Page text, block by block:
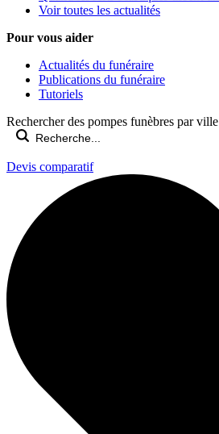
Voir toutes les actualités
Pour vous aider
Actualités du funéraire
Publications du funéraire
Tutoriels
Rechercher des pompes funèbres par
Devis comparatif